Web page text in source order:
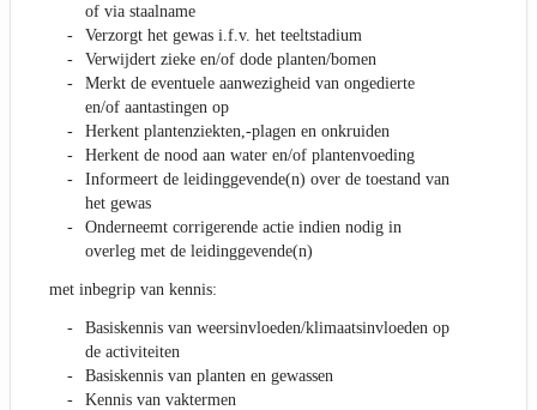
of via staalname
Verzorgt het gewas i.f.v. het teeltstadium
Verwijdert zieke en/of dode planten/bomen
Merkt de eventuele aanwezigheid van ongedierte
en/of aantastingen op
Herkent plantenziekten,-plagen en onkruiden
Herkent de nood aan water en/of plantenvoeding
Informeert de leidinggevende(n) over de toestand van
het gewas
Onderneemt corrigerende actie indien nodig in
overleg met de leidinggevende(n)
met inbegrip van kennis:
Basiskennis van weersinvloeden/klimaatsinvloeden op
de activiteiten
Basiskennis van planten en gewassen
Kennis van vaktermen